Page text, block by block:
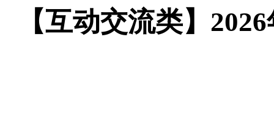
【互动交流类】